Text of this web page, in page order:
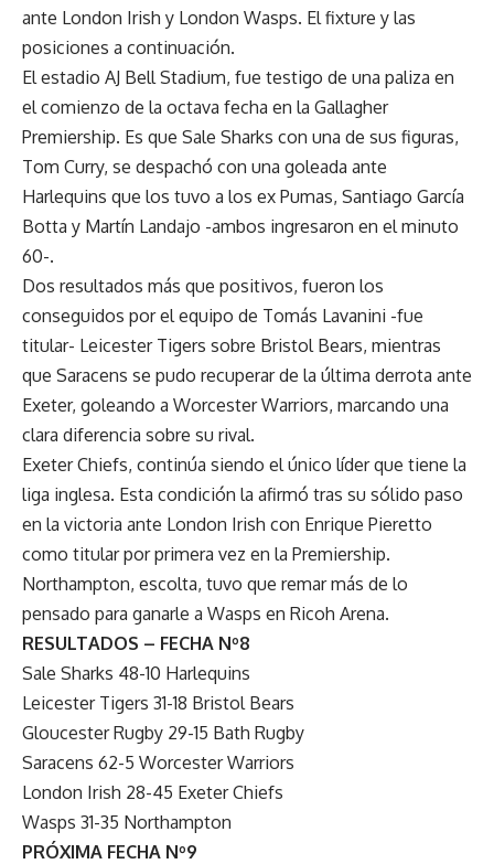
ante London Irish y London Wasps. El fixture y las
posiciones a continuación.
El estadio AJ Bell Stadium, fue testigo de una paliza en
el comienzo de la octava fecha en la Gallagher
Premiership. Es que Sale Sharks con una de sus figuras,
Tom Curry, se despachó con una goleada ante
Harlequins que los tuvo a los ex Pumas, Santiago García
Botta y Martín Landajo -ambos ingresaron en el minuto
60-.
Dos resultados más que positivos, fueron los
conseguidos por el equipo de Tomás Lavanini -fue
titular- Leicester Tigers sobre Bristol Bears, mientras
que Saracens se pudo recuperar de la última derrota ante
Exeter, goleando a Worcester Warriors, marcando una
clara diferencia sobre su rival.
Exeter Chiefs, continúa siendo el único líder que tiene la
liga inglesa. Esta condición la afirmó tras su sólido paso
en la victoria ante London Irish con Enrique Pieretto
como titular por primera vez en la Premiership.
Northampton, escolta, tuvo que remar más de lo
pensado para ganarle a Wasps en Ricoh Arena.
RESULTADOS – FECHA Nº8
Sale Sharks 48-10 Harlequins
Leicester Tigers 31-18 Bristol Bears
Gloucester Rugby 29-15 Bath Rugby
Saracens 62-5 Worcester Warriors
London Irish 28-45 Exeter Chiefs
Wasps 31-35 Northampton
PRÓXIMA FECHA Nº9